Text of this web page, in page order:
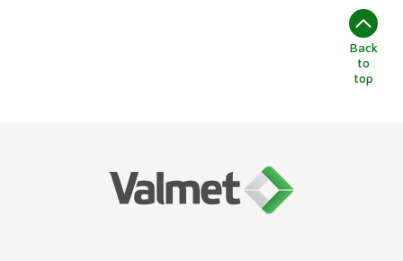
Back
to
top